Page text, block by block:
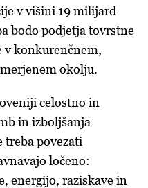
v višini 19 milijard
bodo podjetja tovrstne
v konkurenčnem,
okolju.
celostno in
in izboljšanja
treba povezati
ločeno:
energijo, raziskave in